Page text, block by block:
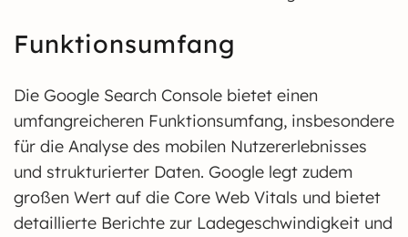
Funktionsumfang
Die Google Search Console bietet einen
umfangreicheren Funktionsumfang, insbesondere
für die Analyse des mobilen Nutzererlebnisses
und strukturierter Daten. Google legt zudem
großen Wert auf die Core Web Vitals und bietet
detaillierte Berichte zur Ladegeschwindigkeit und